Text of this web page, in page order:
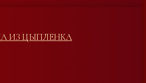
ИЗ ЦЫПЛЕНКА